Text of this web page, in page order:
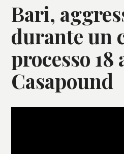
Bari,
durante un
processo
Casapound